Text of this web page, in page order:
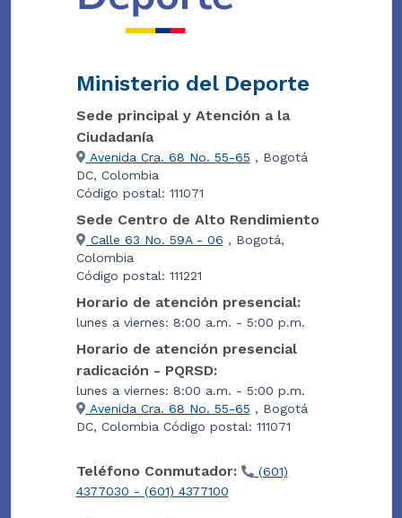
Ministerio del Deporte
Sede principal y Atención a la
Ciudadanía
Avenida Cra. 68 No. 55-65 , Bogotá
DC, Colombia
Código postal: 111071
Sede Centro de Alto Rendimiento
Calle 63 No. 59A - 06 , Bogotá,
Colombia
Código postal: 111221
Horario de atención presencial:
lunes a viernes: 8:00 a.m. - 5:00 p.m.
Horario de atención presencial
radicación - PQRSD:
lunes a viernes: 8:00 a.m. - 5:00 p.m.
Avenida Cra. 68 No. 55-65 , Bogotá
DC, Colombia Código postal: 111071
Teléfono Conmutador:
(601)
4377030 - (601) 4377100